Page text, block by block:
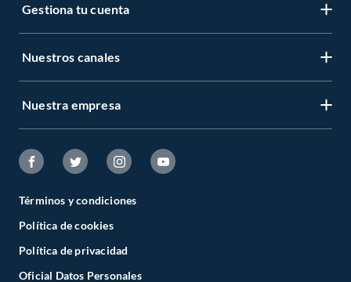
Gestiona tu cuenta
Nuestros canales
Nuestra empresa
Términos y condiciones
Política de cookies
Política de privacidad
Oficial Datos Personales